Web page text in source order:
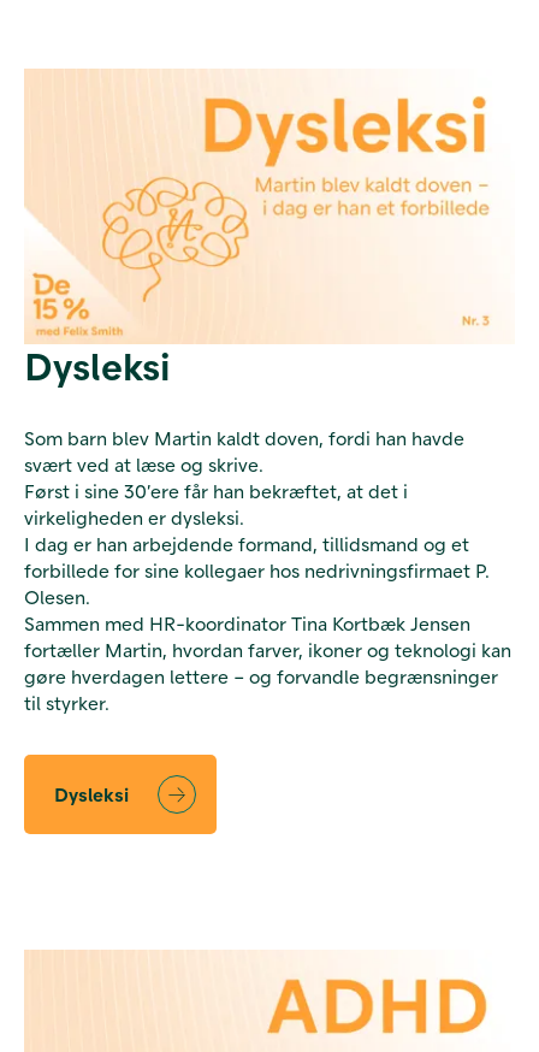
Dysleksi
Som barn blev Martin kaldt doven, fordi han havde
svært ved at læse og skrive.
Først i sine 30’ere får han bekræftet, at det i
virkeligheden er dysleksi.
I dag er han arbejdende formand, tillidsmand og et
forbillede for sine kollegaer hos nedrivningsfirmaet P.
Olesen.
Sammen med HR-koordinator Tina Kortbæk Jensen
fortæller Martin, hvordan farver, ikoner og teknologi kan
gøre hverdagen lettere – og forvandle begrænsninger
til styrker.
Dysleksi